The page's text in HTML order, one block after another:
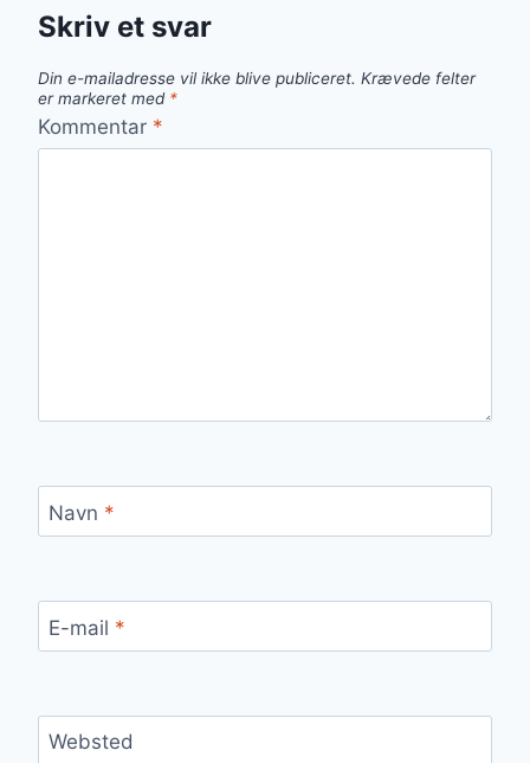
Skriv et svar
Din e-mailadresse vil ikke blive publiceret. Krævede felter
er markeret med *
Kommentar *
Navn *
E-mail *
Websted